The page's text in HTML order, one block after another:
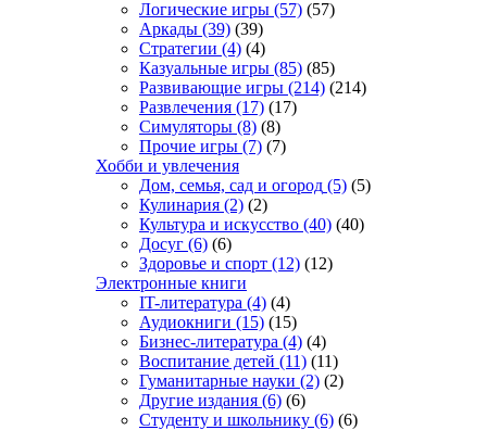
Логические игры (57) (57)
Аркады (39) (39)
Стратегии (4) (4)
Казуальные игры (85) (85)
Развивающие игры (214) (214)
Развлечения (17) (17)
Симуляторы (8) (8)
Прочие игры (7) (7)
Хобби и увлечения
Дом, семья, сад и огород (5) (5)
Кулинария (2) (2)
Культура и искусство (40) (40)
Досуг (6) (6)
Здоровье и спорт (12) (12)
Электронные книги
IT-литература (4) (4)
Аудиокниги (15) (15)
Бизнес-литература (4) (4)
Воспитание детей (11) (11)
Гуманитарные науки (2) (2)
Другие издания (6) (6)
Студенту и школьнику (6) (6)